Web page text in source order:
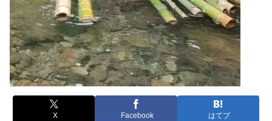
X Facebook はてブ